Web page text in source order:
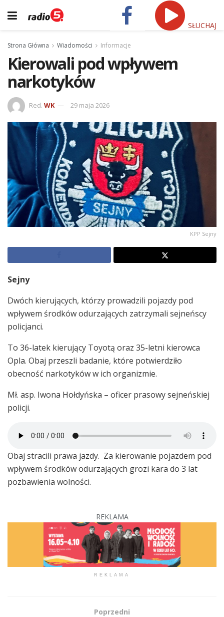
SŁUCHAJ
Strona Główna Wiadomości Informacje
Kierowali pod wpływem
narkotyków
Red. WK 29 maja 2026
KPP Sejny
Sejny
Dwóch kierujących, którzy prowadzili pojazdy pod
wpływem środków odurzających zatrzymali sejneńscy
policjanci.
To 36-latek kierujący Toyotą oraz 35-letni kierowca
Opla. Obaj przeszli badanie, które potwierdziło
obecność narkotyków w ich organizmie.
Mł. asp. Iwona Hołdyńska – oficer prasowy sejneńskiej
policji.
Obaj stracili prawa jazdy. Za kierowanie pojazdem pod
wpływem środków odurzających grozi kara do 3 lat
pozbawienia wolności.
REKLAMA
REKLAMA
Poprzedni